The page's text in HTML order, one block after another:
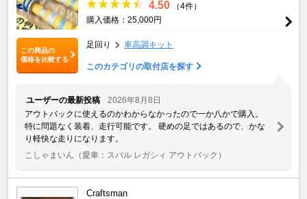
この商品の
価格を比較する
4.50
（4件）
購入価格：25,000円
足回り 車高調キット
このカテゴリの取付店を探す
ユーザーの最新投稿
2026年8月8日
アウトバックに使えるのかわからなかったので一か八かで購入。
特に問題なく装着、走行可能です。 硬めの足ではあるので、かな
り軽快な走りになります。
こしゃまいん （愛車：スバル レガシィ アウトバック）
Craftsman